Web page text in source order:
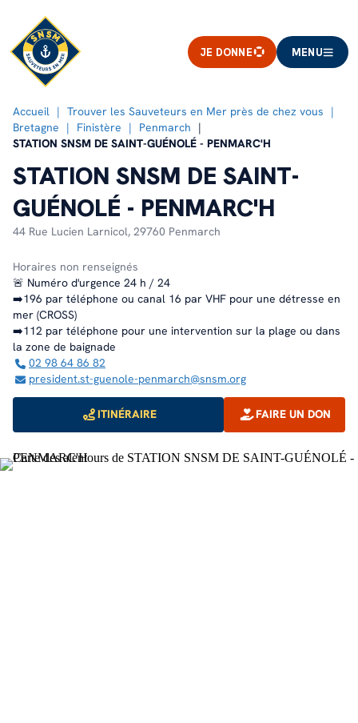
JE DONNE MENU
Accueil
Trouver les Sauveteurs en Mer près de chez vous
Bretagne
Finistère
Penmarch
STATION SNSM DE SAINT-GUÉNOLÉ - PENMARC'H
STATION SNSM DE SAINT-
GUÉNOLÉ - PENMARC'H
44 Rue Lucien Larnicol, 29760 Penmarch
Horaires non renseignés
🚨 Numéro d'urgence 24 h / 24
➡️196 par téléphone ou canal 16 par VHF pour une détresse en
mer (CROSS)
➡️112 par téléphone pour une intervention sur la plage ou dans
la zone de baignade
02 98 64 86 82
president.st-guenole-penmarch@snsm.org
ITINÉRAIRE FAIRE UN DON